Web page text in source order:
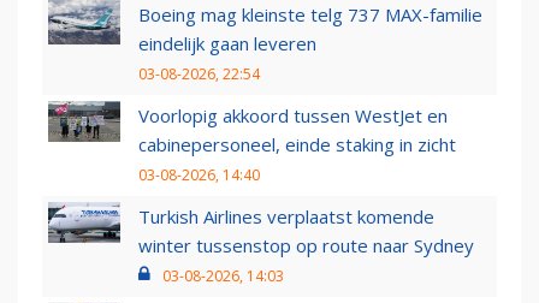
Boeing mag kleinste telg 737 MAX-familie
eindelijk gaan leveren
03-08-2026, 22:54
Voorlopig akkoord tussen WestJet en
cabinepersoneel, einde staking in zicht
03-08-2026, 14:40
Turkish Airlines verplaatst komende
winter tussenstop op route naar Sydney
03-08-2026, 14:03